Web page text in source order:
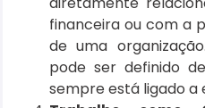
financeira ou com a
de uma
pode ser definido
sempre está ligado a